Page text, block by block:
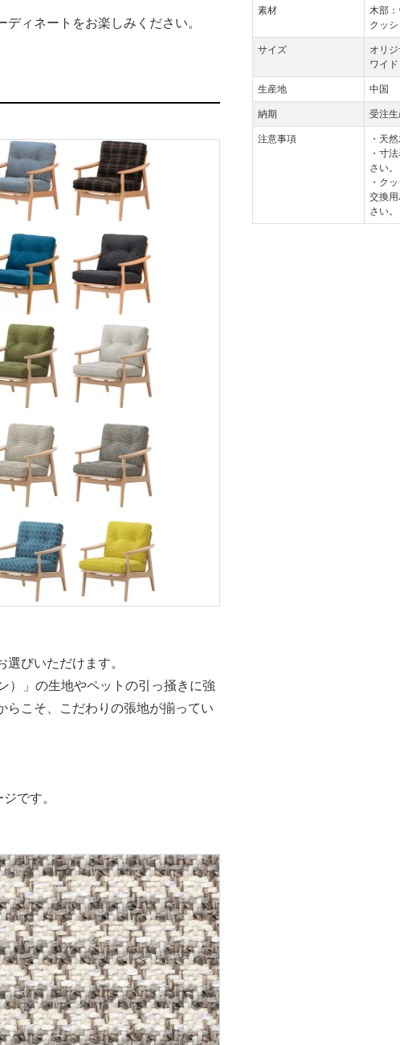
ィネートをお楽しみください。
びいただけます。
）」の生地やペットの引っ掻きに強
らこそ、こだわりの張地が揃ってい
です。
素材
木部
クッ
サイズ
オリ
ワイ
生産地 中国
納期 受注
注意事項
・天
・寸
さい。
・ク
交換
さい。